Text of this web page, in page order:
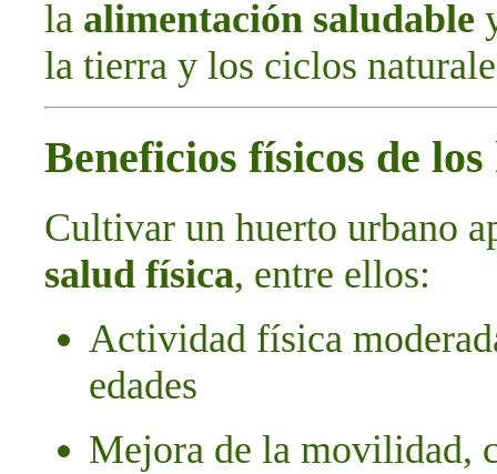
la alimentación saludable
la tierra y los ciclos
Beneficios físicos de
Cultivar un huerto urbano
salud física, entre ellos:
Actividad física
edades
Mejora de la movilidad,